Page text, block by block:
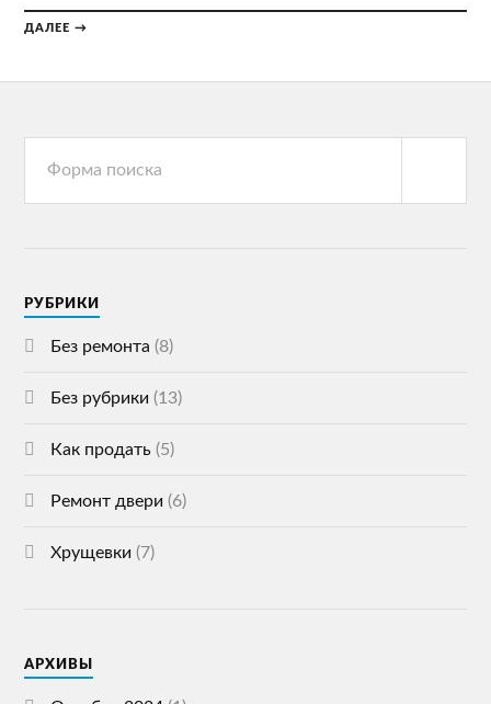
ДАЛЕЕ →
РУБРИКИ
Без ремонта (8)
Без рубрики (13)
Как продать (5)
Ремонт двери (6)
Хрущевки (7)
АРХИВЫ